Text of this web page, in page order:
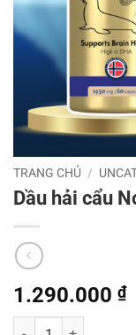
TRANG CHỦ /
Dầu hải cẩu
1.290.000 ₫
Dầu hải cẩu Nordic